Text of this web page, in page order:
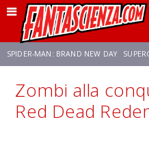
SPIDER-MAN: BRAND NEW DAY
FRANCO RICCIARDIELLO ZENDAYA
Zombi alla
Red Dead